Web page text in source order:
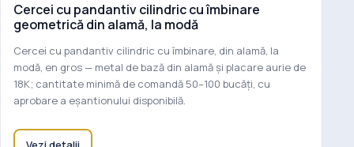
Cercei cu pandantiv cilindric cu îmbinare
geometrică din alamă, la modă
Cercei cu pandantiv cilindric cu îmbinare, din alamă, la
modă, en gros — metal de bază din alamă și placare aurie de
18K; cantitate minimă de comandă 50–100 bucăți, cu
aprobare a eșantionului disponibilă.